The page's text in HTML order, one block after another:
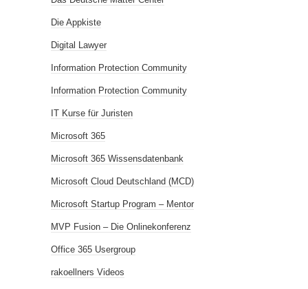
Die Appkiste
Digital Lawyer
Information Protection Community
Information Protection Community
IT Kurse für Juristen
Microsoft 365
Microsoft 365 Wissensdatenbank
Microsoft Cloud Deutschland (MCD)
Microsoft Startup Program – Mentor
MVP Fusion – Die Onlinekonferenz
Office 365 Usergroup
rakoellners Videos